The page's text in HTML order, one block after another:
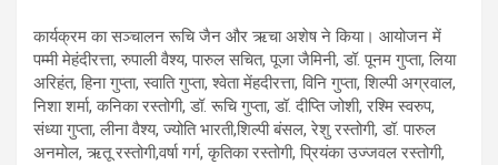
कार्यक्रम का सञ्चालन रूचि जैन और ऋचा अशेष ने किया। आयोजन में
पम्मी मेहंदीरत्ता, रुपाली वैश्य, पारुल सचित, पूजा जैमिनी, डॉ. पूनम गुप्ता, लिया
अरिहंत, हिना गुप्ता, स्वाति गुप्ता, श्वेता मेंहदीरत्ता, विनि गुप्ता, शिल्पी अग्रवाल,
निशा शर्मा, कनिका रस्तोगी, डॉ. रूचि गुप्ता, डॉ. दीप्ति जोशी, रश्मि स्वरुप,
संध्या गुप्ता, लीना वैश्य, ज्योति भारती,शिल्पी बंसल, रेशु रस्तोगी, डॉ. पारुल
अनमोल, ऋतू रस्तोगी,वर्षा गर्ग, कृतिका रस्तोगी, प्रियंका उज्जवल रस्तोगी,